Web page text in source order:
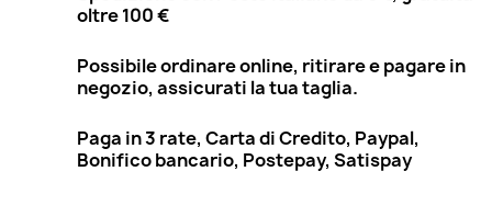
oltre 100 €
Possibile ordinare online, ritirare e pagare in
negozio, assicurati la tua taglia.
Paga in 3 rate, Carta di Credito, Paypal,
Bonifico bancario, Postepay, Satispay